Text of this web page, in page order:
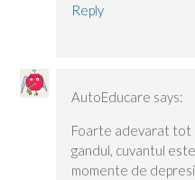
Reply
AutoEducare says:
Foarte adevarat tot
gandul, cuvantul
momente de